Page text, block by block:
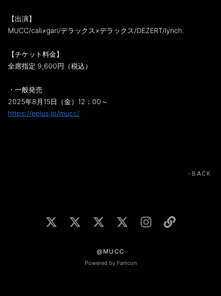
【出演】
MUCC/cali≠gari/デラックス×デラックス/DEZERT/lynch.
【チケット料金】
全席指定 9,600円（税込）
・一般発売
2025年8月15日（金）12：00～
https://eplus.jp/mucc/
BACK
@MUCC
Powered by Fanicon